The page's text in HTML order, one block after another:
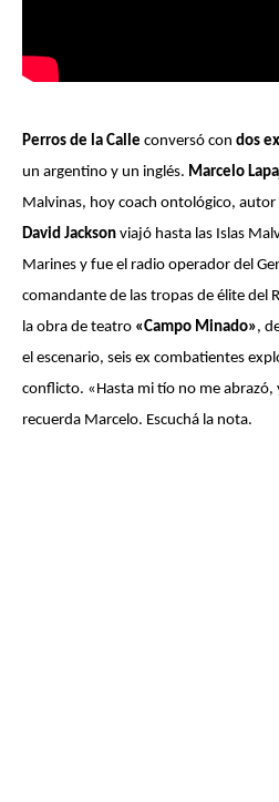
Perros de la Calle conversó con dos
un argentino y un inglés. Marcelo
Malvinas, hoy coach ontológico, autor
David Jackson viajó hasta las Islas
Marines y fue el radio operador del
comandante de las tropas de élite del
la obra de teatro «Campo Minado»,
el escenario, seis ex combatientes
conflicto. «Hasta mi tío no me
recuerda Marcelo. Escuchá la nota.